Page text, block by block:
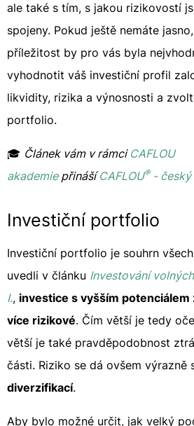
ale také s tím, s jakou rizikovostí
spojeny. Pokud ještě nemáte
příležitost by pro vás byla
vyhodnotit váš investiční profil
likvidity, rizika a výnosnosti a
portfolio.
🎓 Článek vám v rámci CAFLOU
akademiepřinášíCAFLOU®- český
Investiční portfolio
Investiční portfolio je souhrn
uvedli v článku Investování
I., investice s vyšším potenciálem
více rizikové. Čím větší je tedy
větší je také pravděpodobnost
části. Riziko se dá ovšem výrazně
diverzifikací.
Aby bylo možné určit, jak velký